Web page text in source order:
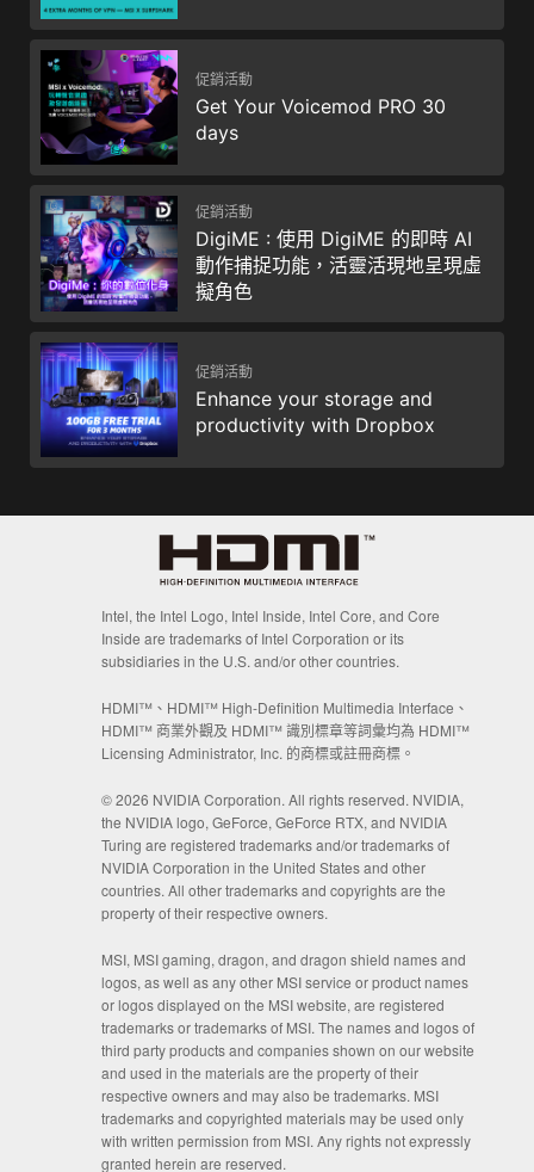
促銷活動
Get Your Voicemod PRO 30
days
促銷活動
DigiME : 使用 DigiME 的即時 AI
動作捕捉功能，活靈活現地呈現虛
擬角色
促銷活動
Enhance your storage and
productivity with Dropbox
Intel, the Intel Logo, Intel Inside, Intel Core, and Core
Inside are trademarks of Intel Corporation or its
subsidiaries in the U.S. and/or other countries.
HDMI™、HDMI™ High-Definition Multimedia Interface、
HDMI™ 商業外觀及 HDMI™ 識別標章等詞彙均為 HDMI™
Licensing Administrator, Inc. 的商標或註冊商標。
© 2026 NVIDIA Corporation. All rights reserved. NVIDIA,
the NVIDIA logo, GeForce, GeForce RTX, and NVIDIA
Turing are registered trademarks and/or trademarks of
NVIDIA Corporation in the United States and other
countries. All other trademarks and copyrights are the
property of their respective owners.
MSI, MSI gaming, dragon, and dragon shield names and
logos, as well as any other MSI service or product names
or logos displayed on the MSI website, are registered
trademarks or trademarks of MSI. The names and logos of
third party products and companies shown on our website
and used in the materials are the property of their
respective owners and may also be trademarks. MSI
trademarks and copyrighted materials may be used only
with written permission from MSI. Any rights not expressly
granted herein are reserved.